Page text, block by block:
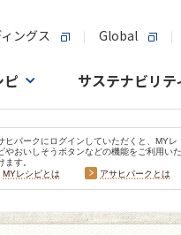
ングス Global
ピ サステナビリテ
ヒパークにログインしていただくと、MYレ
やおいしそうボタンなどの機能をご利用いた
ます。
MYレシピとは
アサヒパークとは